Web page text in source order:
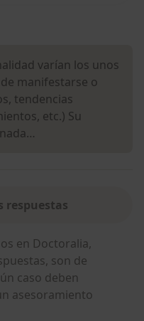
varían los unos
manifestarse o
tendencias
etc.) Su
respuestas
en Doctoralia,
son de
caso deben
asesoramiento